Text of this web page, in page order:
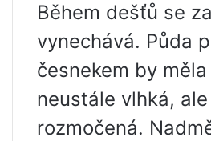
Během dešťů se
vynechává. Půda
česnekem by
neustále vlhká,
rozmočená.